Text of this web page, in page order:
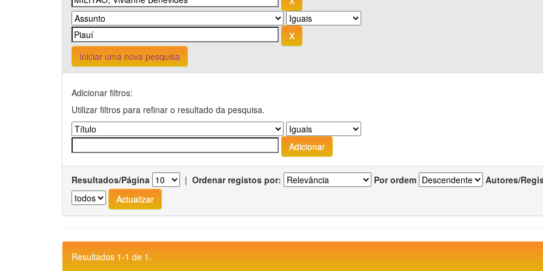
Iniciar uma nova pesquisa
Adicionar filtros:
Utilizar filtros para refinar o resultado da pesquisa.
Resultados/Página | Ordenar registos por: Por ordem Autores/
Resultados 1-1 de 1.